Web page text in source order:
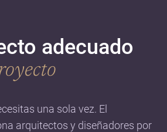
adecuado
una sola vez. El
arquitectos y diseñadores por